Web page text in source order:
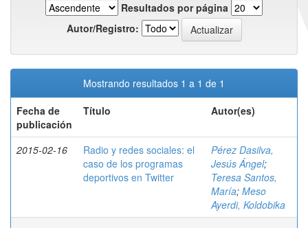
Resultados por página
Autor/Registro:
Mostrando resultados 1 a 1 de 1
Fecha de
publicación
Título Autor(es)
2015-02-16
Radio y redes sociales: el
caso de los programas
deportivos en Twitter
Pérez Dasilva,
Jesús Ángel;
Teresa Santos,
María; Meso
Ayerdi, Koldobika